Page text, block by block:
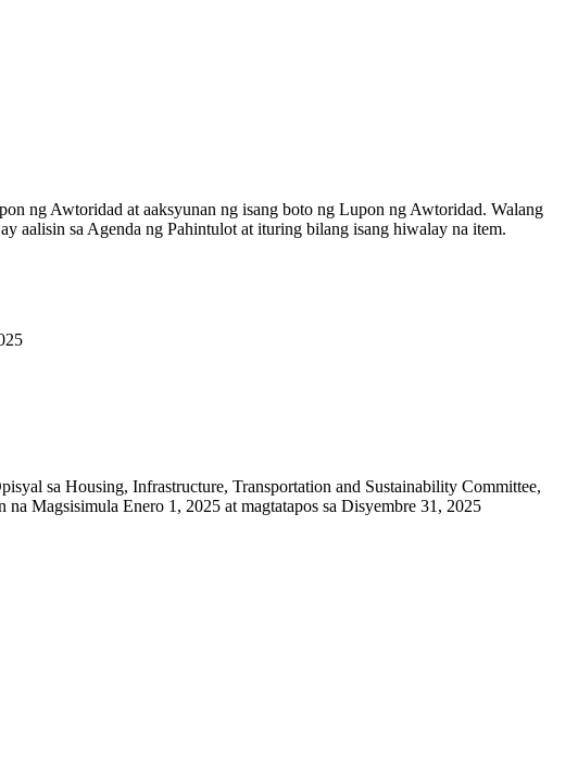
ng Awtoridad at aaksyunan ng isang boto ng Lupon ng Awtoridad. Walang
aalisin sa Agenda ng Pahintulot at ituring bilang isang hiwalay na item.
sa Housing, Infrastructure, Transportation and Sustainability Committee,
Magsisimula Enero 1, 2025 at magtatapos sa Disyembre 31, 2025